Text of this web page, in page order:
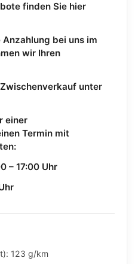
finden Sie hier
bei uns im
wir Ihren
unter
einer
Termin mit
– 17:00 Uhr
123 g/km